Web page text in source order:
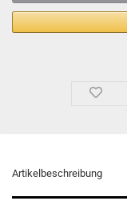
Artikelbeschreibung